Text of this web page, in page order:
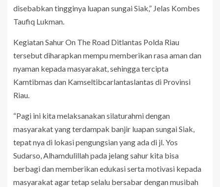
disebabkan tingginya luapan sungai Siak,” Jelas Kombes
Taufiq Lukman.
Kegiatan Sahur On The Road Ditlantas Polda Riau
tersebut diharapkan mempu memberikan rasa aman dan
nyaman kepada masyarakat, sehingga tercipta
Kamtibmas dan Kamseltibcarlantaslantas di Provinsi
Riau.
“Pagi ini kita melaksanakan silaturahmi dengan
masyarakat yang terdampak banjir luapan sungai Siak,
tepat nya di lokasi pengungsian yang ada di jl. Yos
Sudarso, Alhamdulillah pada jelang sahur kita bisa
berbagi dan memberikan edukasi serta motivasi kepada
masyarakat agar tetap selalu bersabar dengan musibah